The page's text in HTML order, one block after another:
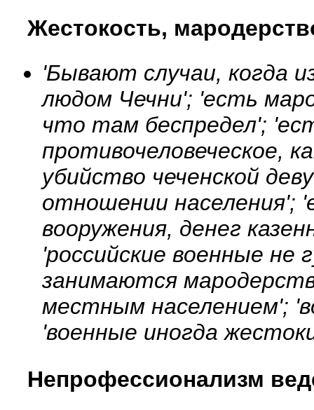
Жестокость,
'Бывают случаи, когда
людом Чечни'; 'есть
что там беспредел';
противочеловеческое,
убийство чеченской
отношении населения';
вооружения, денег
'российские военные не
занимаются
местным населением';
'военные иногда
Непрофессионализм